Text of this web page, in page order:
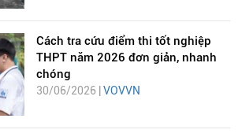
Cách tra cứu điểm thi tốt nghiệp
THPT năm 2026 đơn giản, nhanh
chóng
30/06/2026 | VOVVN